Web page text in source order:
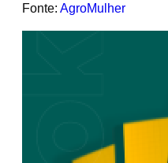
Fonte: AgroMulher